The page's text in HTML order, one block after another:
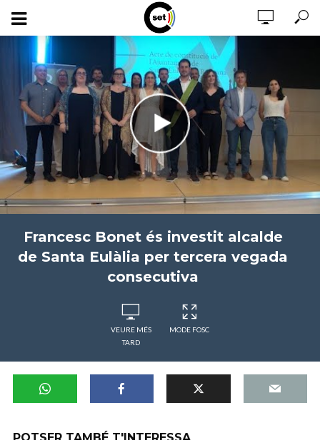
Francesc Bonet és investit alcalde
de Santa Eulàlia per tercera vegada
consecutiva
VEURE MÉS
TARD
MODE FOSC